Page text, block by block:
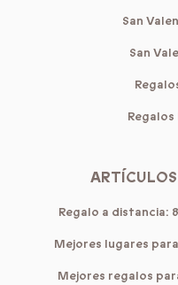
San
San
Regalo a distancia:
Mejores lugares
Mejores regalos